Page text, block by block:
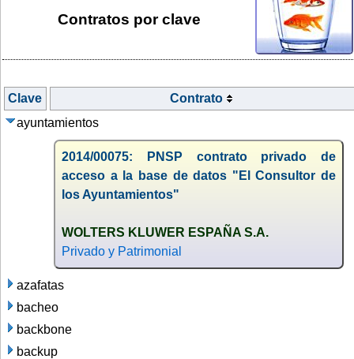
Contratos por clave
Clave
Contrato
ayuntamientos
2014/00075: PNSP contrato privado de
acceso a la base de datos "El Consultor de
los Ayuntamientos"
WOLTERS KLUWER ESPAÑA S.A.
Privado y Patrimonial
azafatas
bacheo
backbone
backup